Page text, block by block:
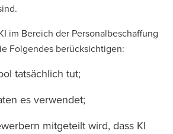
im Bereich der Personalbeschaffung
Folgendes berücksichtigen:
tatsächlich tut;
es verwendet;
mitgeteilt wird, dass KI